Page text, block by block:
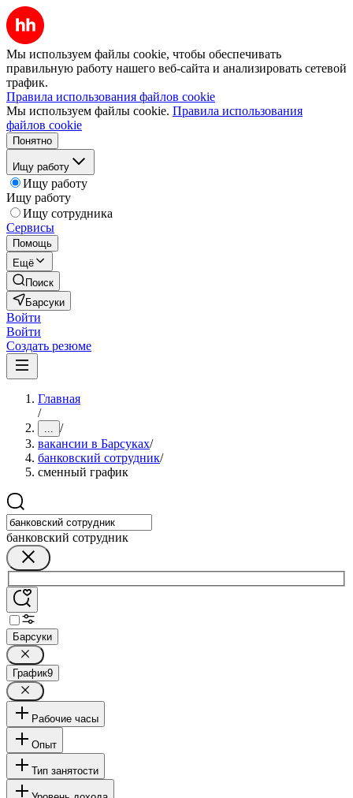
Мы используем файлы cookie, чтобы обеспечивать
правильную работу нашего веб-сайта и анализировать сетевой
трафик.
Правила использования файлов cookie
Мы используем файлы cookie. Правила использования
файлов cookie
Понятно
Ищу работу
Ищу работу
Ищу работу
Ищу сотрудника
Сервисы
Помощь
Ещё
Поиск
Барсуки
Войти
Войти
Создать резюме
Главная
/
... /
вакансии в Барсуках/
банковский сотрудник/
сменный график
банковский сотрудник
Барсуки
График9
Рабочие часы
Опыт
Тип занятости